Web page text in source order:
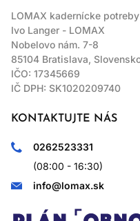
LOMAX kadernícke potreby
Ivo Langer - LOMAX
Nobelovo nám. 7-8
85104 Bratislava,
IČO: 17345669
IČ DPH: SK1020209740
KONTAKTUJTE NÁS
0262523331
(08:00 - 16:30)
info@lomax.sk